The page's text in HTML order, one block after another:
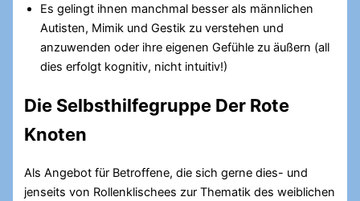
Es gelingt ihnen manchmal besser als männlichen
Autisten, Mimik und Gestik zu verstehen und
anzuwenden oder ihre eigenen Gefühle zu äußern (all
dies erfolgt kognitiv, nicht intuitiv!)
Die Selbsthilfegruppe Der Rote
Knoten
Als Angebot für Betroffene, die sich gerne dies- und
jenseits von Rollenklischees zur Thematik des weiblichen